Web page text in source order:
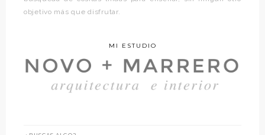
objetivo más que disfrutar.
MI ESTUDIO